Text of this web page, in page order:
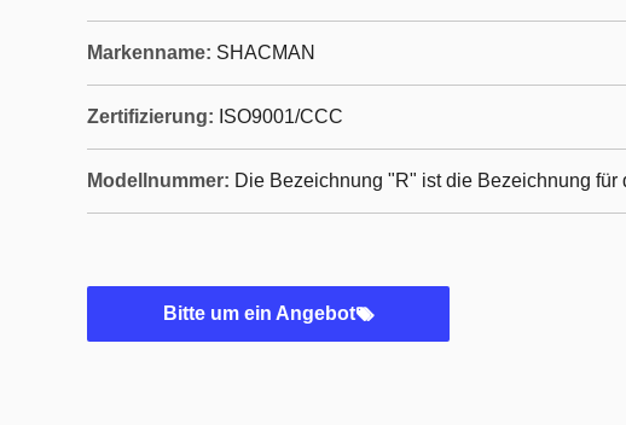
Markenname: SHACMAN
Zertifizierung: ISO9001/CCC
Modellnummer: Die Bezeichnung "R" ist die Bezeichnung für
Bitte um ein Angebot